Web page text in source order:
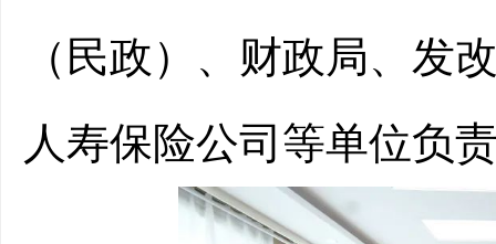
（民政）、财政局、发
人寿保险公司等单位负